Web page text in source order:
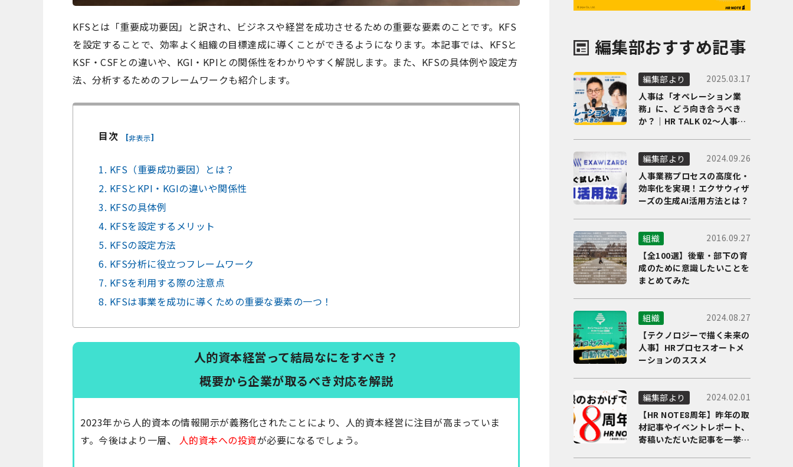
KFSとは「重要成功要因」と訳され、ビジネスや経営を成功させるための重要な要素のことです。KFS
を設定することで、効率よく組織の目標達成に導くことができるようになります。本記事では、KFSと
KSF・CSFとの違いや、KGI・KPIとの関係性をわかりやすく解説します。また、KFSの具体例や設定方
法、分析するためのフレームワークも紹介します。
目次 [非表示]
1. KFS（重要成功要因）とは？
2. KFSとKPI・KGIの違いや関係性
3. KFSの具体例
4. KFSを設定するメリット
5. KFSの設定方法
6. KFS分析に役立つフレームワーク
7. KFSを利用する際の注意点
8. KFSは事業を成功に導くための重要な要素の一つ！
人的資本経営って結局なにをすべき？
概要から企業が取るべき対応を解説
2023年から人的資本の情報開示が義務化されたことにより、人的資本経営に注目が高まっていま
す。今後はより一層、 人的資本への投資が必要になるでしょう。
編集部おすすめ記事
編集部より
2025.03.17
人事は「オペレーション業
務」に、どう向き合うべき
か？｜HR TALK 02～人事DX
編集部より
2024.09.26
人事業務プロセスの高度化・
効率化を実現！エクサウィザ
ーズの生成AI活用方法とは？
組織
2016.09.27
【全100選】後輩・部下の育
成のために意識したいことを
まとめてみた
組織
2024.08.27
【テクノロジーで描く未来の
人事】HRプロセスオートメ
ーションのススメ
編集部より
2024.02.01
【HR NOTE8周年】昨年の取
材記事やイベントレポート、
寄稿いただいた記事を一挙に